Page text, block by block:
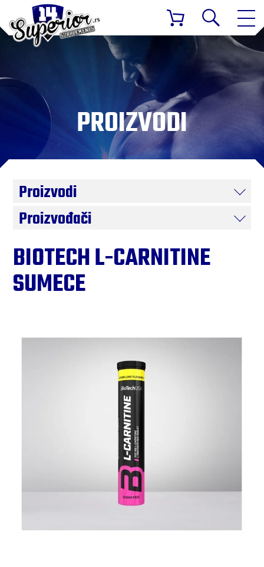
PROIZVODI
Proizvodi
Proizvođači
BIOTECH L-CARNITINE
SUMECE